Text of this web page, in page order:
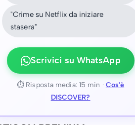
"Crime su Netflix da iniziare
stasera"
Scrivici su WhatsApp
⏱ Risposta media: 15 min · Cos'è
DISCOVER?